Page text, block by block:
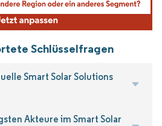
Schlüsselfragen
Smart Solar Solutions
Akteure im Smart Solar